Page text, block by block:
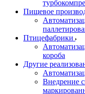
Пищевое
Птицефабрики
короба
Другие
Внедрение